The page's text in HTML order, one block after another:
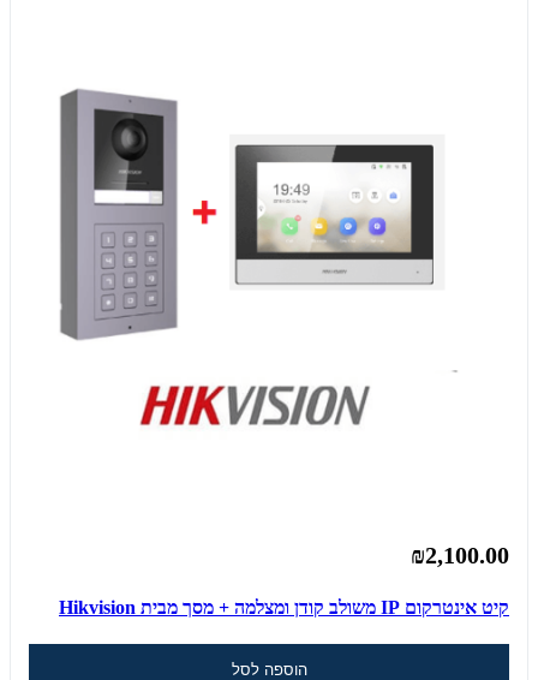
₪2,100.00
קיט אינטרקום IP משולב קודן ומצלמה + מסך מבית Hikvision
הוספה לסל